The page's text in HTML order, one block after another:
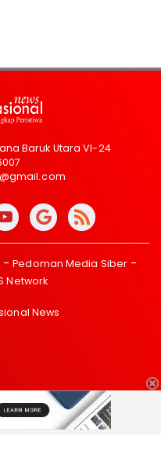
Baruk Utara VI-24
Pedoman Media Siber
Network
News